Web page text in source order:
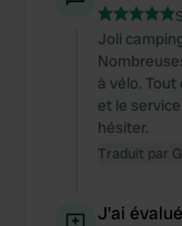
Joli
à vélo.
et le
hésiter.
Traduit par
J'ai